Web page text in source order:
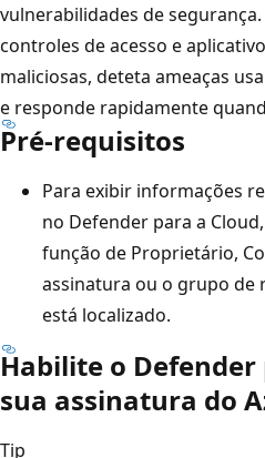
vulnerabilidades de
controles de acesso e
maliciosas, deteta ameaças
e responde rapidamente
Pré-requisitos
Para exibir informações
no Defender para a
função de Proprietário,
assinatura ou o grupo de
está localizado.
Habilite o Defender
sua assinatura do
Tip